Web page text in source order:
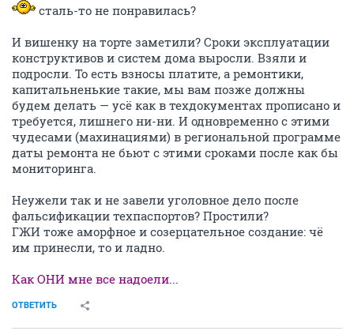
сталь-то не понравилась?
И вишенку на торте заметили? Сроки эксплуатации
конструктивов и систем дома выросли. Взяли и
подросли. То есть взносы платите, а ремонтики,
капитальненькие такие, мы вам позже должны
будем делать — усё как в техдокументах прописано и
требуется, лишнего ни-ни. И одновременно с этими
чудесами (махинациями) в региональной программе
даты ремонта не бьют с этими сроками после как бы
мониторинга.
Неужели так и не завели уголовное дело после
фальсификации техпаспортов? Простили?
ГЖИ тоже аморфное и созерцательное создание: чё
им принесли, то и ладно.
Как ОНИ мне все надоели...
ОТВЕТИТЬ